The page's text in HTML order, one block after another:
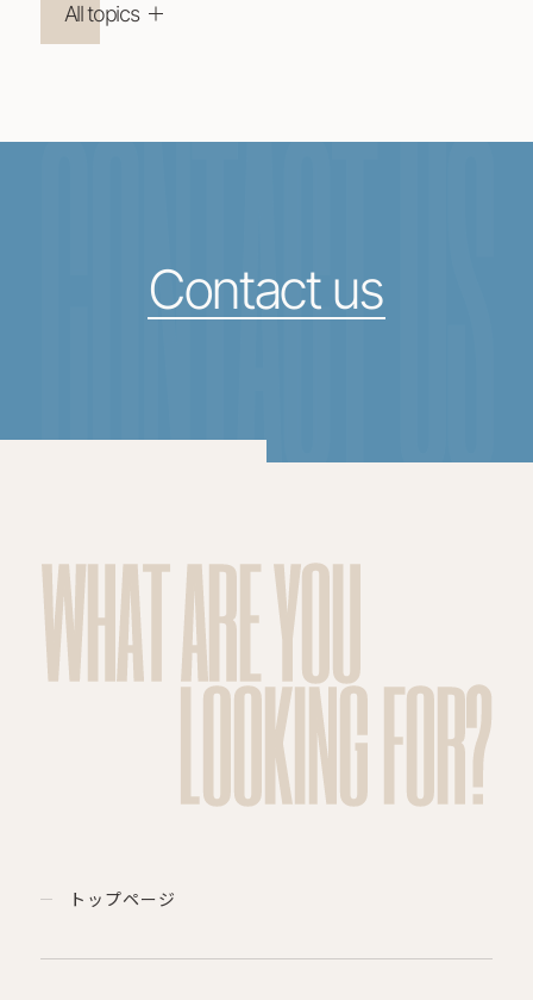
All topics
CONTACT US
Contact us
WHAT ARE YOU
LOOKING FOR?
トップページ